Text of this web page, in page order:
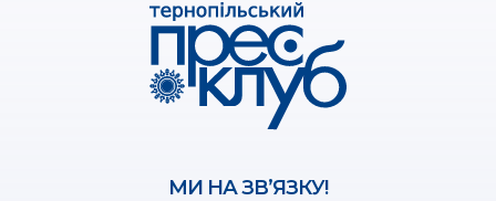
МИ НА ЗВ’ЯЗКУ!